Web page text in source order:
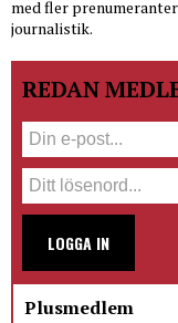
med fler
journalistik.
REDAN
LOGGA IN
Plusmedlem